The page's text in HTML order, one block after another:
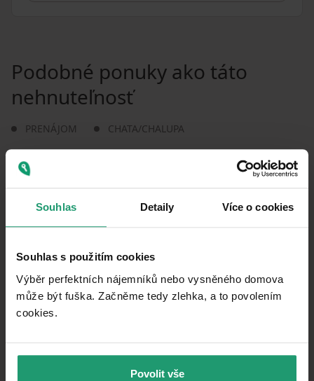
Souhlas Detaily Více o cookies
Souhlas s použitím cookies
Výběr perfektních nájemníků nebo vysněného domova
může být fuška. Začněme tedy zlehka, a to povolením
cookies.​
Povolit vše
Podobné ponuky ako táto
nehnuteľnosť
PRENÁJOM CHATA/CHALUPA
PRENÁJOM REKREAČNÉHO OBJEKTU
Planá nad Lužnicí - Planá nad Lužnicí, Jihočeský kraj
0